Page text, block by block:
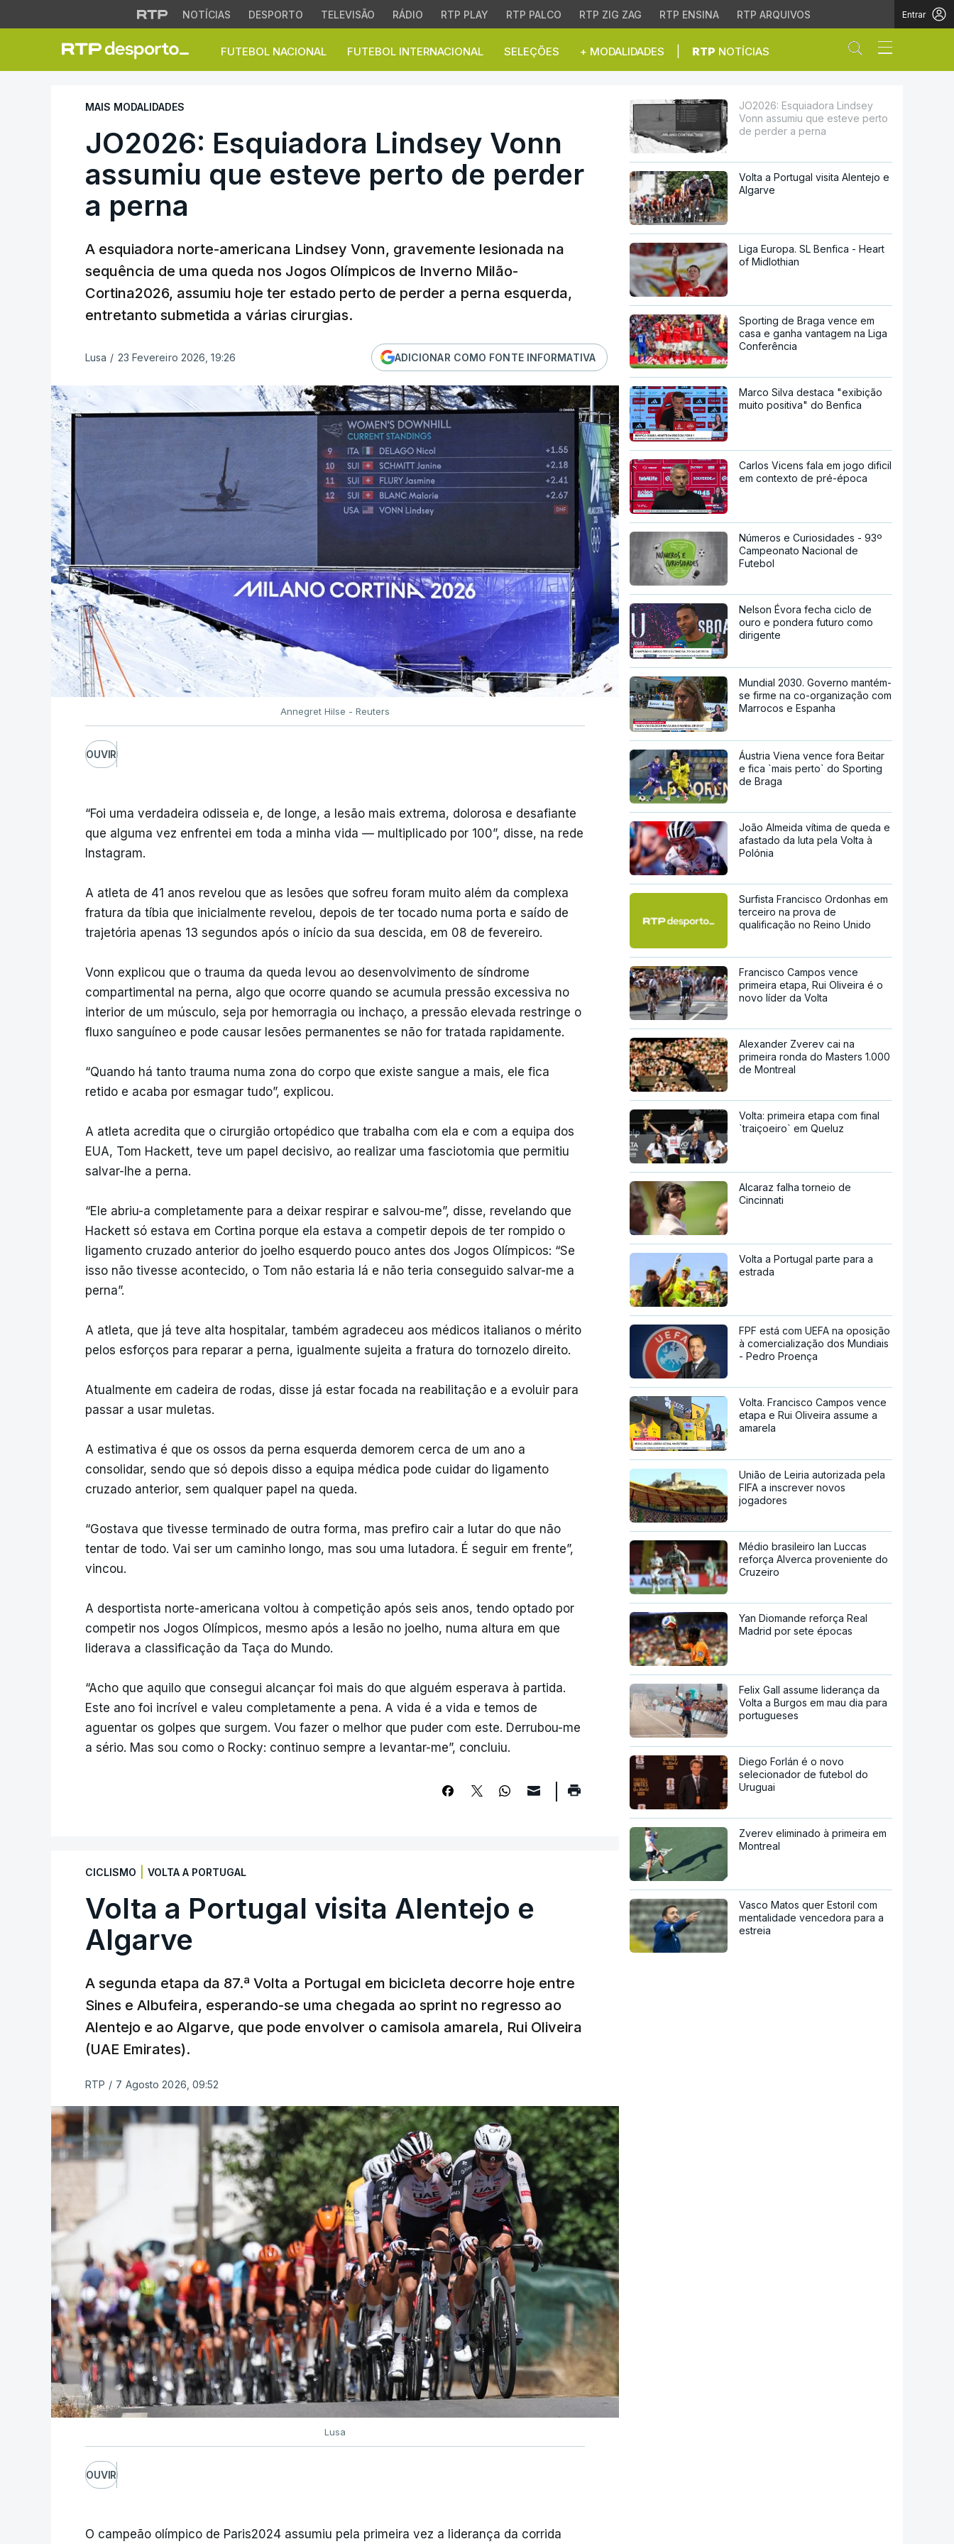
NOTÍCIAS DESPORTO TELEVISÃO RÁDIO RTP PLAY RTP PALCO RTP ZIG ZAG RTP ENSINA RTP ARQUIVOS Entrar
FUTEBOL NACIONAL FUTEBOL INTERNACIONAL SELEÇÕES + MODALIDADES RTP NOTÍCIAS Abrir campo
JO2026: Esquiadora Lindsey Vonn assumiu que esteve perto de
MAIS MODALIDADES
JO2026: Esquiadora Lindsey Vonn
assumiu que esteve perto de perder
a perna
A esquiadora norte-americana Lindsey Vonn, gravemente lesionada na
sequência de uma queda nos Jogos Olímpicos de Inverno Milão-
Cortina2026, assumiu hoje ter estado perto de perder a perna esquerda,
entretanto submetida a várias cirurgias.
Lusa / 23 Fevereiro 2026, 19:26 ADICIONAR COMO FONTE INFORMATIVA
Annegret Hilse - Reuters
OUVIR
“Foi uma verdadeira odisseia e, de longe, a lesão mais extrema, dolorosa e desafiante
que alguma vez enfrentei em toda a minha vida — multiplicado por 100”, disse, na rede
Instagram.
A atleta de 41 anos revelou que as lesões que sofreu foram muito além da complexa
fratura da tíbia que inicialmente revelou, depois de ter tocado numa porta e saído de
trajetória apenas 13 segundos após o início da sua descida, em 08 de fevereiro.
Vonn explicou que o trauma da queda levou ao desenvolvimento de síndrome
compartimental na perna, algo que ocorre quando se acumula pressão excessiva no
interior de um músculo, seja por hemorragia ou inchaço, a pressão elevada restringe o
fluxo sanguíneo e pode causar lesões permanentes se não for tratada rapidamente.
“Quando há tanto trauma numa zona do corpo que existe sangue a mais, ele fica
retido e acaba por esmagar tudo”, explicou.
A atleta acredita que o cirurgião ortopédico que trabalha com ela e com a equipa dos
EUA, Tom Hackett, teve um papel decisivo, ao realizar uma fasciotomia que permitiu
salvar-lhe a perna.
“Ele abriu-a completamente para a deixar respirar e salvou-me”, disse, revelando que
Hackett só estava em Cortina porque ela estava a competir depois de ter rompido o
ligamento cruzado anterior do joelho esquerdo pouco antes dos Jogos Olímpicos: “Se
isso não tivesse acontecido, o Tom não estaria lá e não teria conseguido salvar-me a
perna”.
A atleta, que já teve alta hospitalar, também agradeceu aos médicos italianos o mérito
pelos esforços para reparar a perna, igualmente sujeita a fratura do tornozelo direito.
Atualmente em cadeira de rodas, disse já estar focada na reabilitação e a evoluir para
passar a usar muletas.
A estimativa é que os ossos da perna esquerda demorem cerca de um ano a
consolidar, sendo que só depois disso a equipa médica pode cuidar do ligamento
cruzado anterior, sem qualquer papel na queda.
“Gostava que tivesse terminado de outra forma, mas prefiro cair a lutar do que não
tentar de todo. Vai ser um caminho longo, mas sou uma lutadora. É seguir em frente”,
vincou.
A desportista norte-americana voltou à competição após seis anos, tendo optado por
competir nos Jogos Olímpicos, mesmo após a lesão no joelho, numa altura em que
liderava a classificação da Taça do Mundo.
“Acho que aquilo que consegui alcançar foi mais do que alguém esperava à partida.
Este ano foi incrível e valeu completamente a pena. A vida é a vida e temos de
aguentar os golpes que surgem. Vou fazer o melhor que puder com este. Derrubou-me
a sério. Mas sou como o Rocky: continuo sempre a levantar-me”, concluiu.
CICLISMO VOLTA A PORTUGAL
Volta a Portugal visita Alentejo e
Algarve
A segunda etapa da 87.ª Volta a Portugal em bicicleta decorre hoje entre
Sines e Albufeira, esperando-se uma chegada ao sprint no regresso ao
Alentejo e ao Algarve, que pode envolver o camisola amarela, Rui Oliveira
(UAE Emirates).
RTP / 7 Agosto 2026, 09:52
Lusa
OUVIR
O campeão olímpico de Paris2024 assumiu pela primeira vez a liderança da corrida
JO2026: Esquiadora Lindsey
Vonn assumiu que esteve perto
de perder a perna
Volta a Portugal visita Alentejo e
Algarve
Liga Europa. SL Benfica - Heart
of Midlothian
Sporting de Braga vence em
casa e ganha vantagem na Liga
Conferência
Marco Silva destaca "exibição
muito positiva" do Benfica
Carlos Vicens fala em jogo dificil
em contexto de pré-época
Números e Curiosidades - 93º
Campeonato Nacional de
Futebol
Nelson Évora fecha ciclo de
ouro e pondera futuro como
dirigente
Mundial 2030. Governo mantém-
se firme na co-organização com
Marrocos e Espanha
Áustria Viena vence fora Beitar
e fica `mais perto` do Sporting
de Braga
João Almeida vítima de queda e
afastado da luta pela Volta à
Polónia
Surfista Francisco Ordonhas em
terceiro na prova de
qualificação no Reino Unido
Francisco Campos vence
primeira etapa, Rui Oliveira é o
novo líder da Volta
Alexander Zverev cai na
primeira ronda do Masters 1.000
de Montreal
Volta: primeira etapa com final
`traiçoeiro` em Queluz
Alcaraz falha torneio de
Cincinnati
Volta a Portugal parte para a
estrada
FPF está com UEFA na oposição
à comercialização dos Mundiais
- Pedro Proença
Volta. Francisco Campos vence
etapa e Rui Oliveira assume a
amarela
União de Leiria autorizada pela
FIFA a inscrever novos
jogadores
Médio brasileiro Ian Luccas
reforça Alverca proveniente do
Cruzeiro
Yan Diomande reforça Real
Madrid por sete épocas
Felix Gall assume liderança da
Volta a Burgos em mau dia para
portugueses
Diego Forlán é o novo
selecionador de futebol do
Uruguai
Zverev eliminado à primeira em
Montreal
Vasco Matos quer Estoril com
mentalidade vencedora para a
estreia